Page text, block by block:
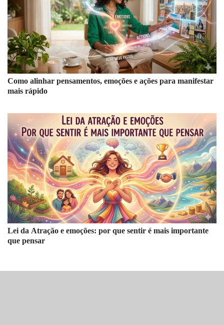
Como alinhar pensamentos, emoções e ações para manifestar
mais rápido
Lei da Atração e emoções: por que sentir é mais importante
que pensar